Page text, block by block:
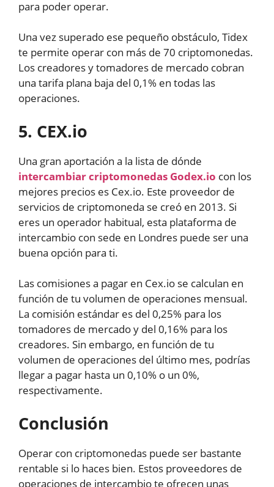
para poder operar.
Una vez superado ese pequeño obstáculo, Tidex
te permite operar con más de 70 criptomonedas.
Los creadores y tomadores de mercado cobran
una tarifa plana baja del 0,1% en todas las
operaciones.
5. CEX.io
Una gran aportación a la lista de dónde
intercambiar criptomonedas Godex.io con los
mejores precios es Cex.io. Este proveedor de
servicios de criptomoneda se creó en 2013. Si
eres un operador habitual, esta plataforma de
intercambio con sede en Londres puede ser una
buena opción para ti.
Las comisiones a pagar en Cex.io se calculan en
función de tu volumen de operaciones mensual.
La comisión estándar es del 0,25% para los
tomadores de mercado y del 0,16% para los
creadores. Sin embargo, en función de tu
volumen de operaciones del último mes, podrías
llegar a pagar hasta un 0,10% o un 0%,
respectivamente.
Conclusión
Operar con criptomonedas puede ser bastante
rentable si lo haces bien. Estos proveedores de
operaciones de intercambio te ofrecen unas